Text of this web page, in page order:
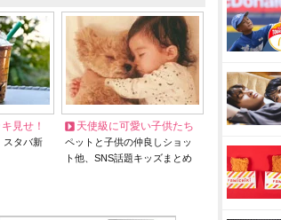
見せ！
タバ新
天使級に可愛い子供たち
ペットと子供の仲良しショッ
ト他、SNS話題キッズまとめ